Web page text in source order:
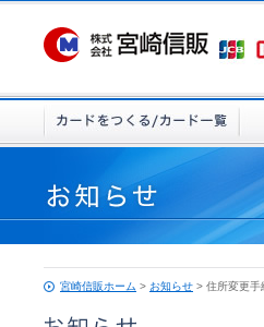
宮崎信販ホーム > お知らせ > 住所変更手